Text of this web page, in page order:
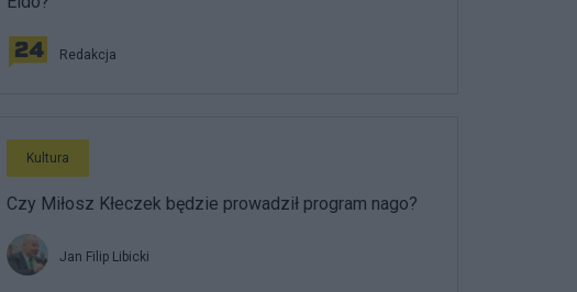
Redakcja
Kultura
Czy Miłosz Kłeczek będzie prowadził program nago?
Jan Filip Libicki